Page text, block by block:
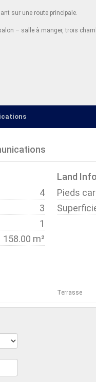
sur une route principale.
– salle à manger, trois
4
3
1
158.00 m²
Land
Pieds
Terrasse